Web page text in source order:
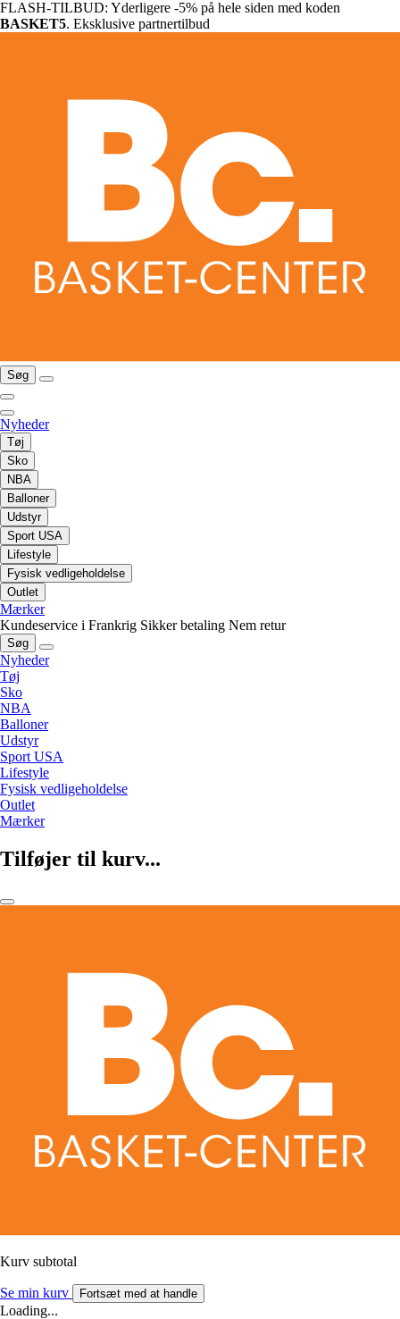
FLASH-TILBUD: Yderligere -5% på hele siden med koden
BASKET5. Eksklusive partnertilbud
Søg
Nyheder
Tøj
Sko
NBA
Balloner
Udstyr
Sport USA
Lifestyle
Fysisk vedligeholdelse
Outlet
Mærker
Kundeservice i Frankrig Sikker betaling Nem retur
Søg
Nyheder
Tøj
Sko
NBA
Balloner
Udstyr
Sport USA
Lifestyle
Fysisk vedligeholdelse
Outlet
Mærker
Tilføjer til kurv...
Kurv subtotal
Se min kurv Fortsæt med at handle
Loading...